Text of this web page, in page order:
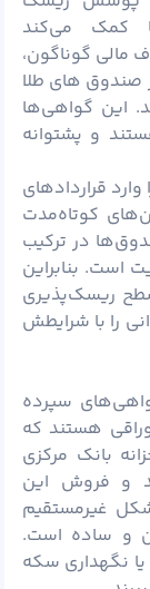
کمک می‌کند
مالی گوناگون،
صندوق‌ های طلا
این گواهی‌ها
و پشتوانه
قراردادهای
کوتاه‌مدت
در ترکیب
است. بنابراین
سطح ریسک‌پذیری
را با شرایطش
سپرده
هستند که
بانک مرکزی
و فروش این
غیرمستقیم
و ساده است.
یا نگهداری سکه